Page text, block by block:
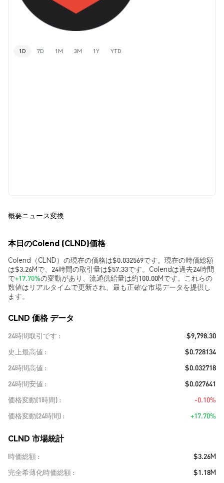
1D 7D 1M 3M 1Y YTD
概要ニュース変換
本日のColend (CLND)価格
Colend（CLND）の現在の価格は$0.032569です。現在の時価総額
は$3.26Mで、24時間の取引量は$57.33です。Colendは過去24時間
で+17.70%の変動があり、流通供給量は約100.00Mです。これらの
数値はリアルタイムで更新され、最も正確な市場データを提供し
ます。
CLND 価格 データ
24時間取引です
$9,798.30
史上最高値
$0.728134
24時間高値
$0.032718
24時間安値
$0.027641
価格変動(1時間)
-0.10%
価格変動(24時間)
+17.70%
CLND 市場統計
時価総額
$3.26M
完全希薄化時価総額
$1.18M